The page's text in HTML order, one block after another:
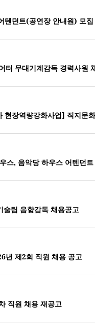
텐던트(공연장 안내원) 모
터 무대기계감독 경력사원
현장역량강화사업] 직지문
스, 음악당 하우스 어텐던
팀 음향감독 채용공고
년 제2회 직원 채용 공고
직원 채용 재공고